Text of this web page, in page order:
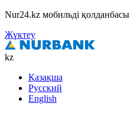
Nur24.kz мобильді қолданбасы
Жүктеу
kz
Қазақша
Русский
English